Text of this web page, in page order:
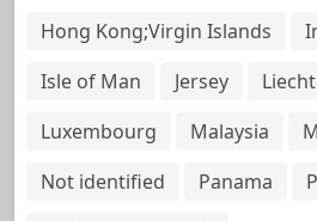
Hong Kong;Virgin Islands
Isle of Man
Jersey
Luxembourg
Malaysia
Not identified
Panama